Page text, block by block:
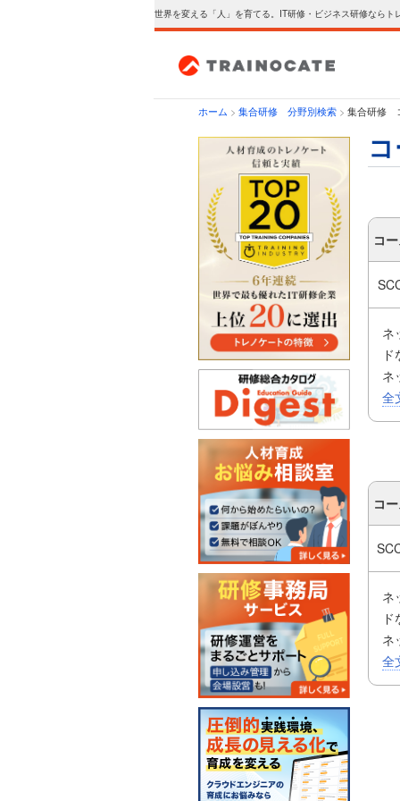
世界を変える「人」を育てる。IT研修・ビジネス研修ならト
ホーム > 集合研修 分野別検索 > 集合研修
コ
ネ
ネ
応
ク
お
分
ト
全
コ
ネ
ネ
応
ク
全